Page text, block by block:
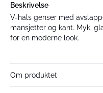
Beskrivelse
V-hals genser med
mansjetter og kant. Myk,
for en moderne look.
Om produktet